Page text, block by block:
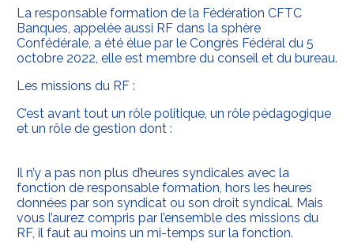
La responsable formation de la Fédération CFTC
Banques, appelée aussi RF dans la sphère
Confédérale, a été élue par le Congrès Fédéral du 5
octobre 2022, elle est membre du conseil et du bureau.
Les missions du RF :
C’est avant tout un rôle politique, un rôle pédagogique
et un rôle de gestion dont :
Il n’y a pas non plus d’heures syndicales avec la
fonction de responsable formation, hors les heures
données par son syndicat ou son droit syndical. Mais
vous l’aurez compris par l’ensemble des missions du
RF, il faut au moins un mi-temps sur la fonction.